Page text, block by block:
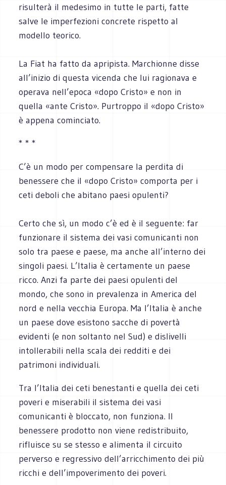
risulterà il medesimo in tutte le parti, fatte
salve le imperfezioni concrete rispetto al
modello teorico.
La Fiat ha fatto da apripista. Marchionne disse
all’inizio di questa vicenda che lui ragionava e
operava nell’epoca «dopo Cristo» e non in
quella «ante Cristo». Purtroppo il «dopo Cristo»
è appena cominciato.
* * *
C’è un modo per compensare la perdita di
benessere che il «dopo Cristo» comporta per i
ceti deboli che abitano paesi opulenti?
Certo che sì, un modo c’è ed è il seguente: far
funzionare il sistema dei vasi comunicanti non
solo tra paese e paese, ma anche all’interno dei
singoli paesi. L’Italia è certamente un paese
ricco. Anzi fa parte dei paesi opulenti del
mondo, che sono in prevalenza in America del
nord e nella vecchia Europa. Ma l’Italia è anche
un paese dove esistono sacche di povertà
evidenti (e non soltanto nel Sud) e dislivelli
intollerabili nella scala dei redditi e dei
patrimoni individuali.
Tra l’Italia dei ceti benestanti e quella dei ceti
poveri e miserabili il sistema dei vasi
comunicanti è bloccato, non funziona. Il
benessere prodotto non viene redistribuito,
rifluisce su se stesso e alimenta il circuito
perverso e regressivo dell’arricchimento dei più
ricchi e dell’impoverimento dei poveri.